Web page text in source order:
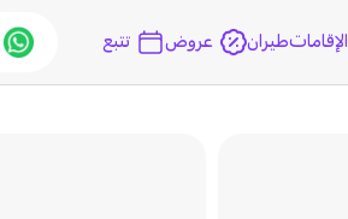
الإقاماتطيران عروض تتبع